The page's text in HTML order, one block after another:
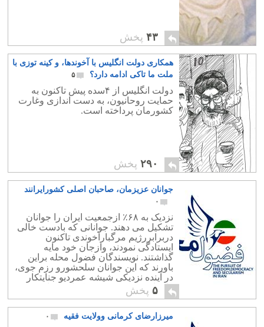
۴۳ پخش
همکاری دولت انگلیس با آخوندها، و کینه توزی با
ملت ما تاکی ادامه دارد؟
۵
دولت انگلیس از ۴سده پیش تاکنون به
حمایت روحانیون، به دست اندازی وغارت
کشورمان پرداخته است.
۲۹۰ پخش
جوانان عزیزمان، صاحبان اصلی کشورایرانند
۰
نزدیک به ۶۸٪ ازجمعیت ایران را جوانان
تشکیل می دهند. جوانانی که بادست خالی
دربرابررژیم مرگبارآخوندی تاکنون
ایستادگی نمودند، وازجان خود مایه
گذاشتند. نویسندگان فضول محله براین
باورند که این جوانان سلحشورو رزم جوی،
در آینده نزدیکی شیشه عمردیو جنایتکار
راخواهند شکست و دموکراسی را به
ارمغان خواهند آورد
۵ پخش
میرزارضای کرمانی وولایت فقیه ۰